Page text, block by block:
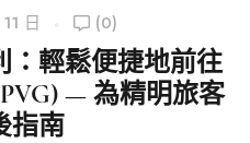
日 (0)
：輕鬆便捷地前往
— 為精明旅客
指南